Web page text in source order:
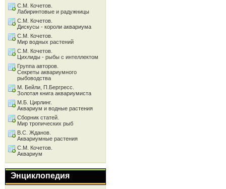
С.М. Кочетов.
Лабиринтовые и радужницы
С.М. Кочетов.
Дискусы - короли аквариума
С.М. Кочетов.
Мир водных растений
С.М. Кочетов.
Цихлиды - рыбы с интеллектом
Группа авторов.
Секреты аквариумного
рыбоводства
М. Бейли, П.Бергресс.
Золотая книга аквариумиста
М.Б. Цирлинг.
Аквариум и водные растения
Сборник статей.
Мир тропических рыб
В.С. Жданов.
Аквариумные растения
С.М. Кочетов.
Аквариум
Энциклопедия